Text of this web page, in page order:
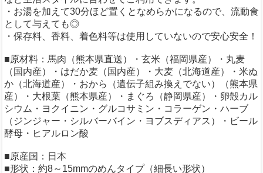
・お湯を加えて30分ほど置くとなめらかになるので、流動食
として与えても◎
・保存料、香料、着色料等は使用していないので安心安全！
■原材料：馬肉（熊本県直送）・玄米（福岡県産）・丸麦
（国内産）・はだか麦（国内産）・大麦（北海道産）・米ぬ
か（北海道産）・おから（遺伝子組み換えでない）（熊本県
産）・大根葉（熊本県産）・まぐろ（静岡県産）・卵殻カル
シウム・ヨクイニン・グルコサミン・コラーゲン・ハーブ
（ジンジャー・シルバーバイン・ヨブスディアス）・ビール
酵母・ヒアルロン酸
■原産国：日本
■形状：約8～15mmのめんタイプ（細長い形状）